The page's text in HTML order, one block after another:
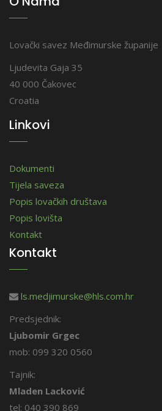
Lovački savez Međimurske županije
Ljudevita Gaja 35
40 000 Čakovec
Croatia
Linkovi
Dokumenti
Tijela saveza
Popis lovačkih društava
Popis lovišta
Kontakt
Kontakt
ls.medjimurske@hls.com.hr
Predsjednik:
Ljubomir Grgec
mob: 099 320 0560
Tajnik:
Mladen Lacković
tel: 040 390 869